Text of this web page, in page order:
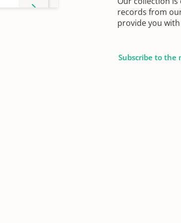
records from
provide you
Subscribe to the